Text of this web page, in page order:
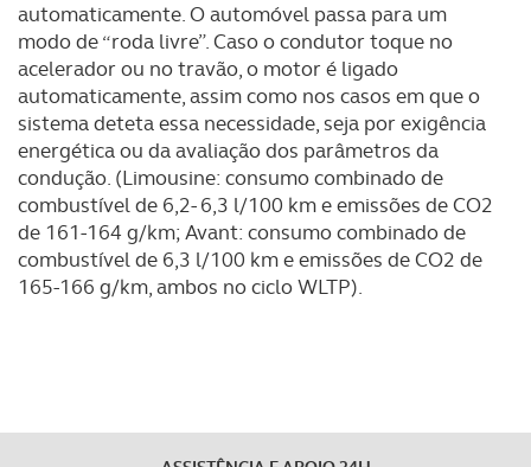
automaticamente. O automóvel passa para um
modo de “roda livre”. Caso o condutor toque no
acelerador ou no travão, o motor é ligado
automaticamente, assim como nos casos em que o
sistema deteta essa necessidade, seja por exigência
energética ou da avaliação dos parâmetros da
condução. (Limousine: consumo combinado de
combustível de 6,2- 6,3 l/100 km e emissões de CO2
de 161-164 g/km; Avant: consumo combinado de
combustível de 6,3 l/100 km e emissões de CO2 de
165-166 g/km, ambos no ciclo WLTP).